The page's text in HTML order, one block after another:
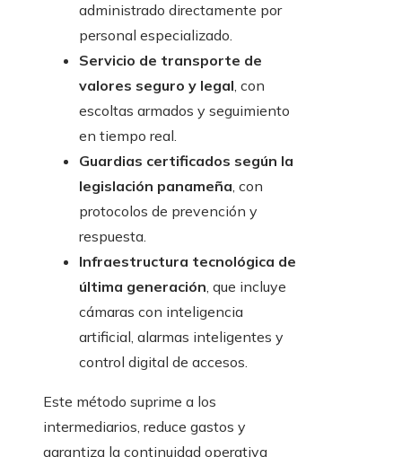
administrado directamente por
personal especializado.
Servicio de transporte de
valores seguro y legal, con
escoltas armados y seguimiento
en tiempo real.
Guardias certificados según la
legislación panameña, con
protocolos de prevención y
respuesta.
Infraestructura tecnológica de
última generación, que incluye
cámaras con inteligencia
artificial, alarmas inteligentes y
control digital de accesos.
Este método suprime a los
intermediarios, reduce gastos y
garantiza la continuidad operativa